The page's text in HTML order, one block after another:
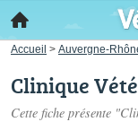
Accueil > Auvergne-
Clinique
Cette fiche présente